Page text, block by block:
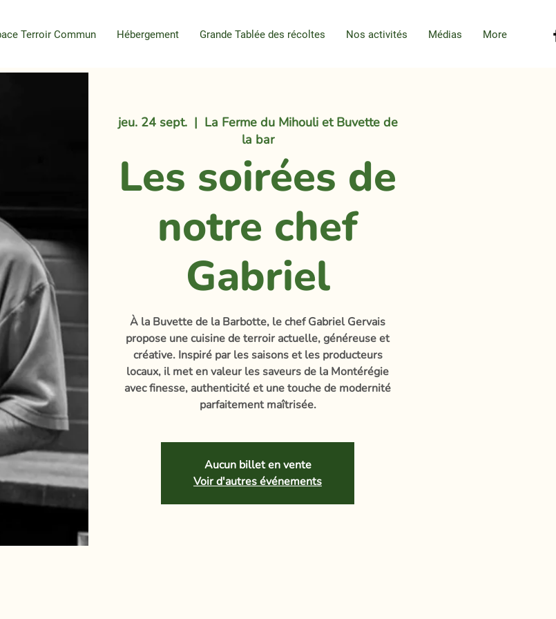
Terroir Commun Hébergement Grande Tablée des récoltes Nos activités Médias More
jeu. 24 sept.
  |
La Ferme du Mihouli et Buvette de
la bar
Les soirées de
notre chef
Gabriel
À la Buvette de la Barbotte, le chef Gabriel Gervais
propose une cuisine de terroir actuelle, généreuse et
créative. Inspiré par les saisons et les producteurs
locaux, il met en valeur les saveurs de la Montérégie
avec finesse, authenticité et une touche de modernité
parfaitement maîtrisée.
Aucun billet en vente
Voir d'autres événements